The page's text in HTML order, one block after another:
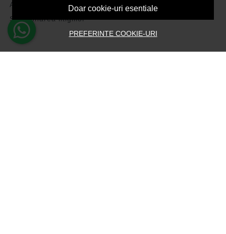
Doar cookie-uri esentiale
PREFERINTE COOKIE-URI
ANPC
Solutionarea litigiilor